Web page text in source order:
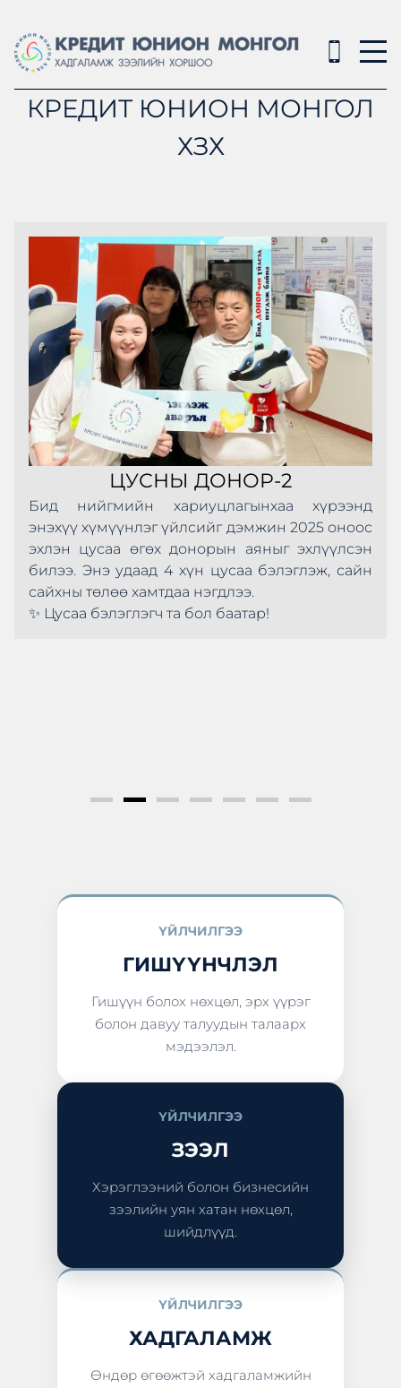
КРЕДИТ ЮНИОН МОНГОЛ
ХЗХ
ЦУСНЫ ДОНОР-2
Бид нийгмийн хариуцлагынхаа хүрээнд
энэхүү хүмүүнлэг үйлсийг дэмжин 2025 оноос
эхлэн цусаа өгөх донорын аяныг эхлүүлсэн
билээ. Энэ удаад 4 хүн цусаа бэлэглэж, сайн
сайхны төлөө хамтдаа нэгдлээ.
✨ Цусаа бэлэглэгч та бол баатар!
ҮЙЛЧИЛГЭЭ
ГИШҮҮНЧЛЭЛ
Гишүүн болох нөхцөл, эрх үүрэг
болон давуу талуудын талаарх
мэдээлэл.
ҮЙЛЧИЛГЭЭ
ЗЭЭЛ
Хэрэглээний болон бизнесийн
зээлийн уян хатан нөхцөл,
шийдлүүд.
ҮЙЛЧИЛГЭЭ
ХАДГАЛАМЖ
Өндөр өгөөжтэй хадгаламжийн